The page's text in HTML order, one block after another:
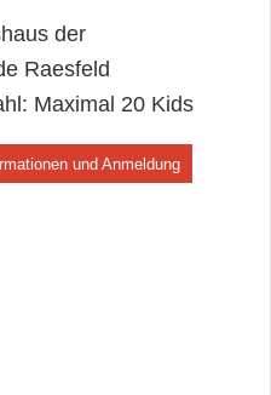
der
Raesfeld
Maximal 20 Kids
und Anmeldung